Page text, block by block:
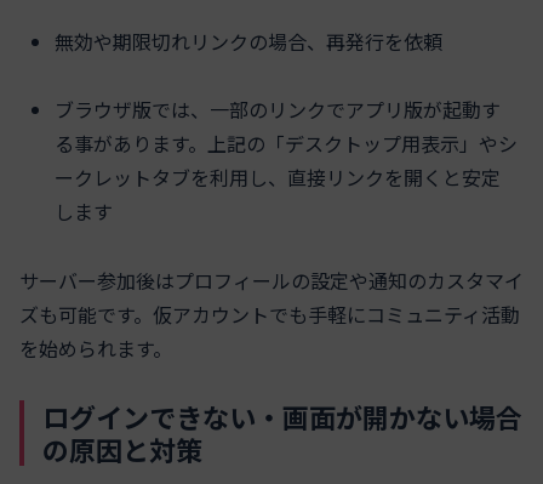
無効や期限切れリンクの場合、再発行を依頼
ブラウザ版では、一部のリンクでアプリ版が起動す
る事があります。上記の「デスクトップ用表示」やシ
ークレットタブを利用し、直接リンクを開くと安定
します
サーバー参加後はプロフィールの設定や通知のカスタマイ
ズも可能です。仮アカウントでも手軽にコミュニティ活動
を始められます。
ログインできない・画面が開かない場合
の原因と対策